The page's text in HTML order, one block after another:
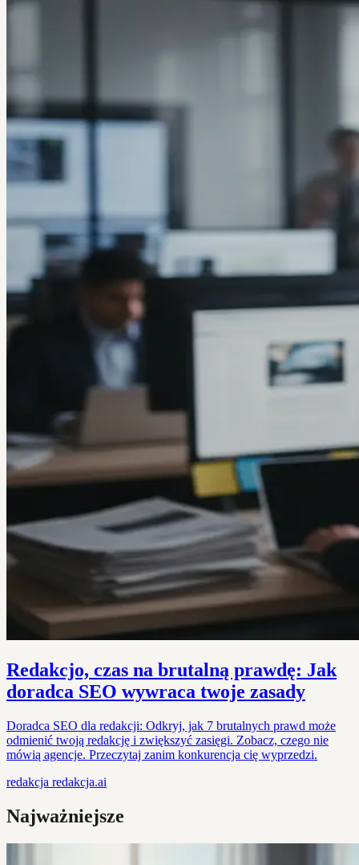
Redakcjo, czas na brutalną prawdę: Jak
doradca SEO wywraca twoje zasady
Doradca SEO dla redakcji: Odkryj, jak 7 brutalnych prawd może
odmienić twoją redakcję i zwiększyć zasięgi. Zobacz, czego nie
mówią agencje. Przeczytaj zanim konkurencja cię wyprzedzi.
redakcja redakcja.ai
Najważniejsze